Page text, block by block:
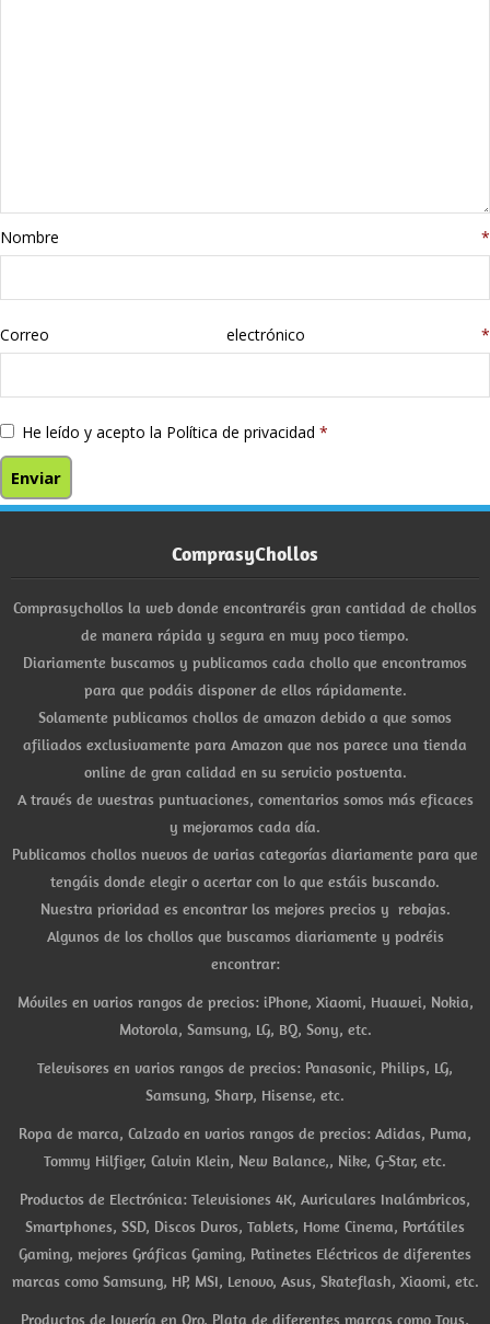
libros
Nombre *
Correo electrónico *
He leído y acepto la Política de privacidad *
ComprasyChollos
Comprasychollos la web donde encontraréis gran cantidad de chollos
de manera rápida y segura en muy poco tiempo.
Diariamente buscamos y publicamos cada chollo que encontramos
para que podáis disponer de ellos rápidamente.
Solamente publicamos chollos de amazon debido a que somos
afiliados exclusivamente para Amazon que nos parece una tienda
online de gran calidad en su servicio postventa.
A través de vuestras puntuaciones, comentarios somos más eficaces
y mejoramos cada día.
Publicamos chollos nuevos de varias categorías diariamente para que
tengáis donde elegir o acertar con lo que estáis buscando.
Nuestra prioridad es encontrar los mejores precios y rebajas.
Algunos de los chollos que buscamos diariamente y podréis
encontrar:
Móviles en varios rangos de precios: iPhone, Xiaomi, Huawei, Nokia,
Motorola, Samsung, LG, BQ, Sony, etc.
Televisores en varios rangos de precios: Panasonic, Philips, LG,
Samsung, Sharp, Hisense, etc.
Ropa de marca, Calzado en varios rangos de precios: Adidas, Puma,
Tommy Hilfiger, Calvin Klein, New Balance,, Nike, G-Star, etc.
Productos de Electrónica: Televisiones 4K, Auriculares Inalámbricos,
Smartphones, SSD, Discos Duros, Tablets, Home Cinema, Portátiles
Gaming, mejores Gráficas Gaming, Patinetes Eléctricos de diferentes
marcas como Samsung, HP, MSI, Lenovo, Asus, Skateflash, Xiaomi, etc.
Productos de Joyería en Oro, Plata de diferentes marcas como Tous,